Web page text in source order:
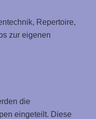
Repertoire,
zur eigenen
die
eingeteilt. Diese